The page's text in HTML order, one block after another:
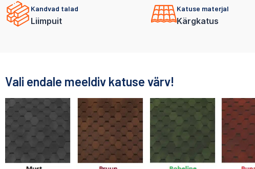
Kandvad talad
Liimpuit
Katuse materjal
Kärgkatus
Vali endale meeldiv katuse värv!